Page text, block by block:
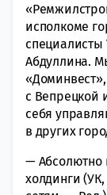
исполкоме
специалисты
Абдуллина.
с Вепрецкой
себя
в других
— Абсолютно
холдинги